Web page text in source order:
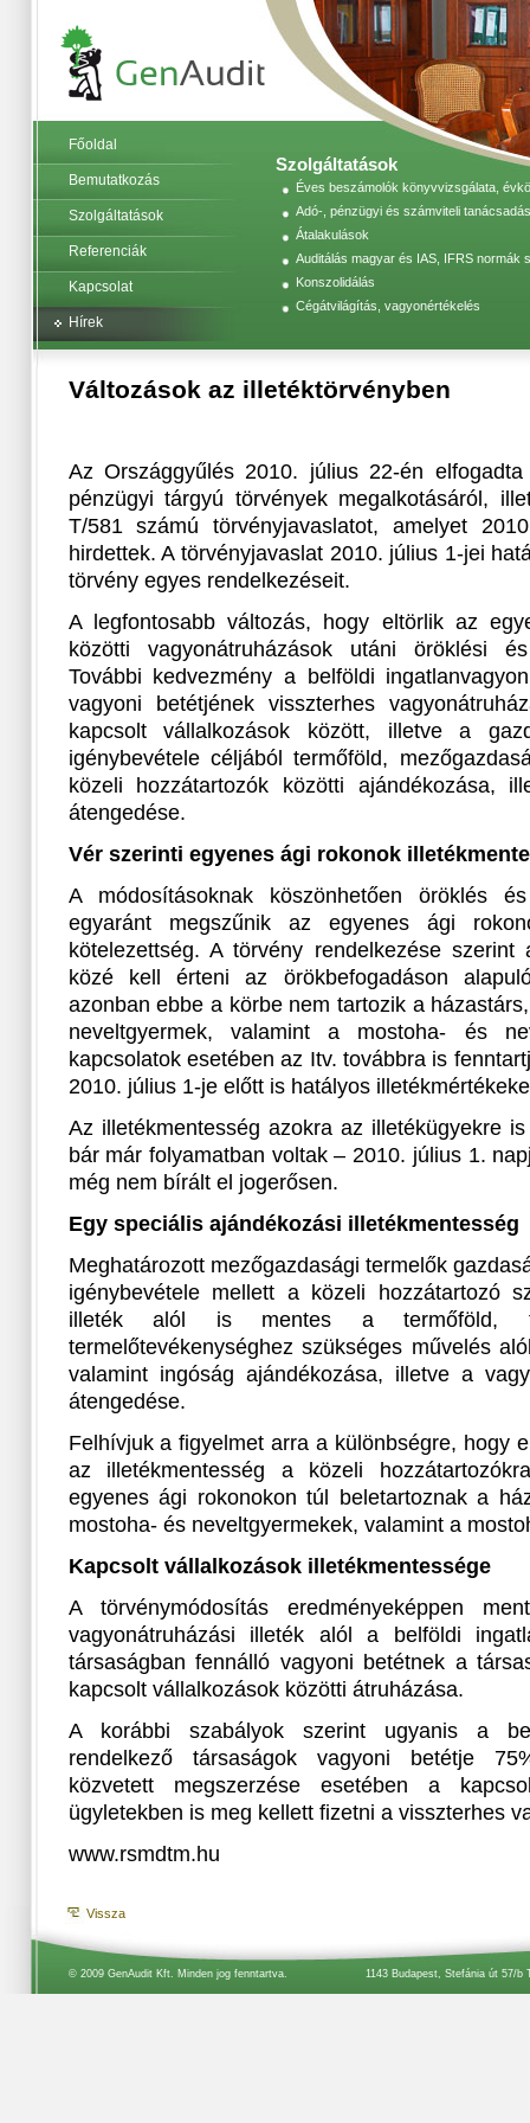
Főoldal
Bemutatkozás
Szolgáltatások
Referenciák
Kapcsolat
Hírek
Szolgáltatások
Éves beszámolók könyvvizsgálata,
Adó-, pénzügyi és számviteli
Átalakulások
Auditálás magyar és IAS, IFRS normák
Konszolidálás
Cégátvilágítás, vagyonértékelés
Változások az illetéktörvényben
Az Országgyűlés 2010. július 22-én
pénzügyi tárgyú törvények megalkotásáról,
T/581 számú törvényjavaslatot, amelyet
hirdettek. A törvényjavaslat 2010. július 1-jei
törvény egyes rendelkezéseit.
A legfontosabb változás, hogy eltörlik az
közötti vagyonátruházások utáni öröklési
További kedvezmény a belföldi
vagyoni betétjének visszterhes
kapcsolt vállalkozások között, illetve a
igénybevétele céljából termőföld,
közeli hozzátartozók közötti ajándékozása,
átengedése.
Vér szerinti egyenes ági rokonok
A módosításoknak köszönhetően öröklés
egyaránt megszűnik az egyenes ági
kötelezettség. A törvény rendelkezése
közé kell érteni az örökbefogadáson
azonban ebbe a körbe nem tartozik a
neveltgyermek, valamint a mostoha- és
kapcsolatok esetében az Itv. továbbra is
2010. július 1-je előtt is hatályos
Az illetékmentesség azokra az illetékügyekre
bár már folyamatban voltak – 2010. július 1.
még nem bírált el jogerősen.
Egy speciális ajándékozási illetékmentesség
Meghatározott mezőgazdasági termelők
igénybevétele mellett a közeli hozzátartozó
illeték alól is mentes a termőföld,
termelőtevékenységhez szükséges művelés
valamint ingóság ajándékozása, illetve a
átengedése.
Felhívjuk a figyelmet arra a különbségre, hogy
az illetékmentesség a közeli
egyenes ági rokonokon túl beletartoznak a
mostoha- és neveltgyermekek, valamint a
Kapcsolt vállalkozások illetékmentessége
A törvénymódosítás eredményeképpen
vagyonátruházási illeték alól a belföldi
társaságban fennálló vagyoni betétnek a
kapcsolt vállalkozások közötti átruházása.
A korábbi szabályok szerint ugyanis a
rendelkező társaságok vagyoni betétje
közvetett megszerzése esetében a
ügyletekben is meg kellett fizetni a visszterhes
www.rsmdtm.hu
Vissza
1143 Budapest, Stefánia út 57/b
© 2009 GenAudit Kft. Minden jog fenntartva.